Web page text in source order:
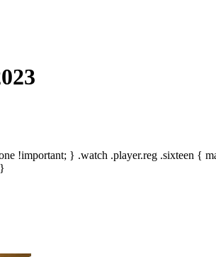
!important; } .watch .player.reg .sixteen